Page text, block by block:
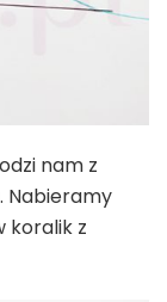
nam z
Nabieramy
koralik z